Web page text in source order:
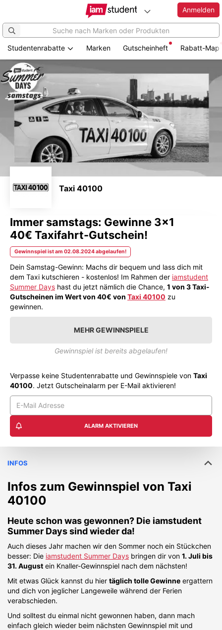
Zum
Hauptinhalt
springen
Anmelden
Studentenrabatte Marken Gutscheinheft Rabatt-Map
Taxi 40100
Immer samstags: Gewinne 3x1
40€ Taxifahrt-Gutschein!
Gewinnspiel ist am 02.08.2024 abgelaufen!
Dein Samstag-Gewinn: Machs dir bequem und lass dich mit
dem Taxi kutschieren - kostenlos! Im Rahmen der iamstudent
Summer Days hast du jetzt nämlich die Chance, 1 von 3 Taxi-
Gutscheinen im Wert von 40€ von Taxi 40100 zu
gewinnen.
MEHR GEWINNSPIELE
Gewinnspiel ist bereits abgelaufen!
Verpasse keine Studentenrabatte und Gewinnspiele von Taxi
40100. Jetzt Gutscheinalarm per E-Mail aktivieren!
ALARM AKTIVIEREN
INFOS
Infos zum Gewinnspiel von Taxi
40100
Heute schon was gewonnen? Die iamstudent
Summer Days sind wieder da!
Auch dieses Jahr machen wir den Sommer noch ein Stückchen
besser: Die iamstudent Summer Days bringen dir von 1. Juli bis
31. August ein Knaller-Gewinnspiel nach dem nächsten!
Mit etwas Glück kannst du hier täglich tolle Gewinne ergattern
und dich von jeglicher Langeweile während der Ferien
verabschieden.
Und solltest du einmal nicht gewonnen haben, dann mach
einfach gleich wieder beim nächsten Gewinnspiel mit und